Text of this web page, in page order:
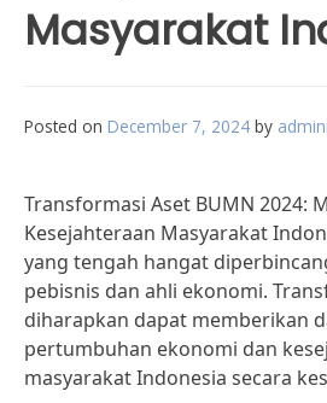
Masyarakat
Posted on December 7, 2024 by
Transformasi Aset BUMN 2024:
Kesejahteraan Masyarakat
yang tengah hangat
pebisnis dan ahli ekonomi.
diharapkan dapat memberikan
pertumbuhan ekonomi dan
masyarakat Indonesia secara